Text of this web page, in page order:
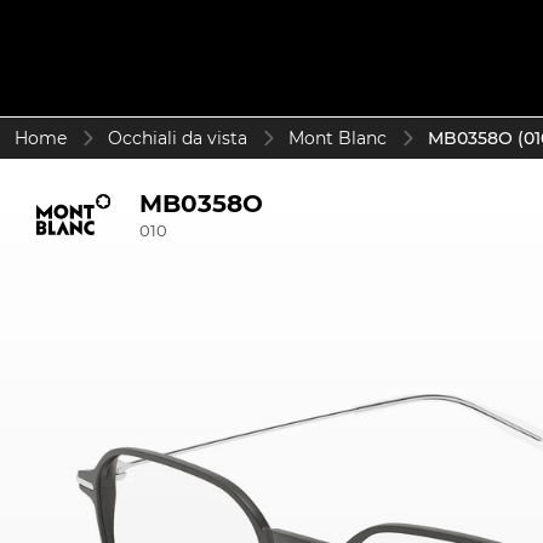
Home Occhiali da vista Mont Blanc MB0358O
MB0358O
010